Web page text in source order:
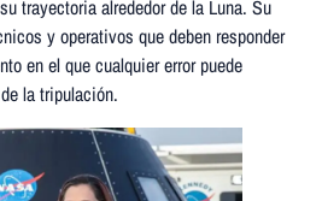
trayectoria alrededor de la Luna. Su
y operativos que deben responder
en el que cualquier error puede
la tripulación.